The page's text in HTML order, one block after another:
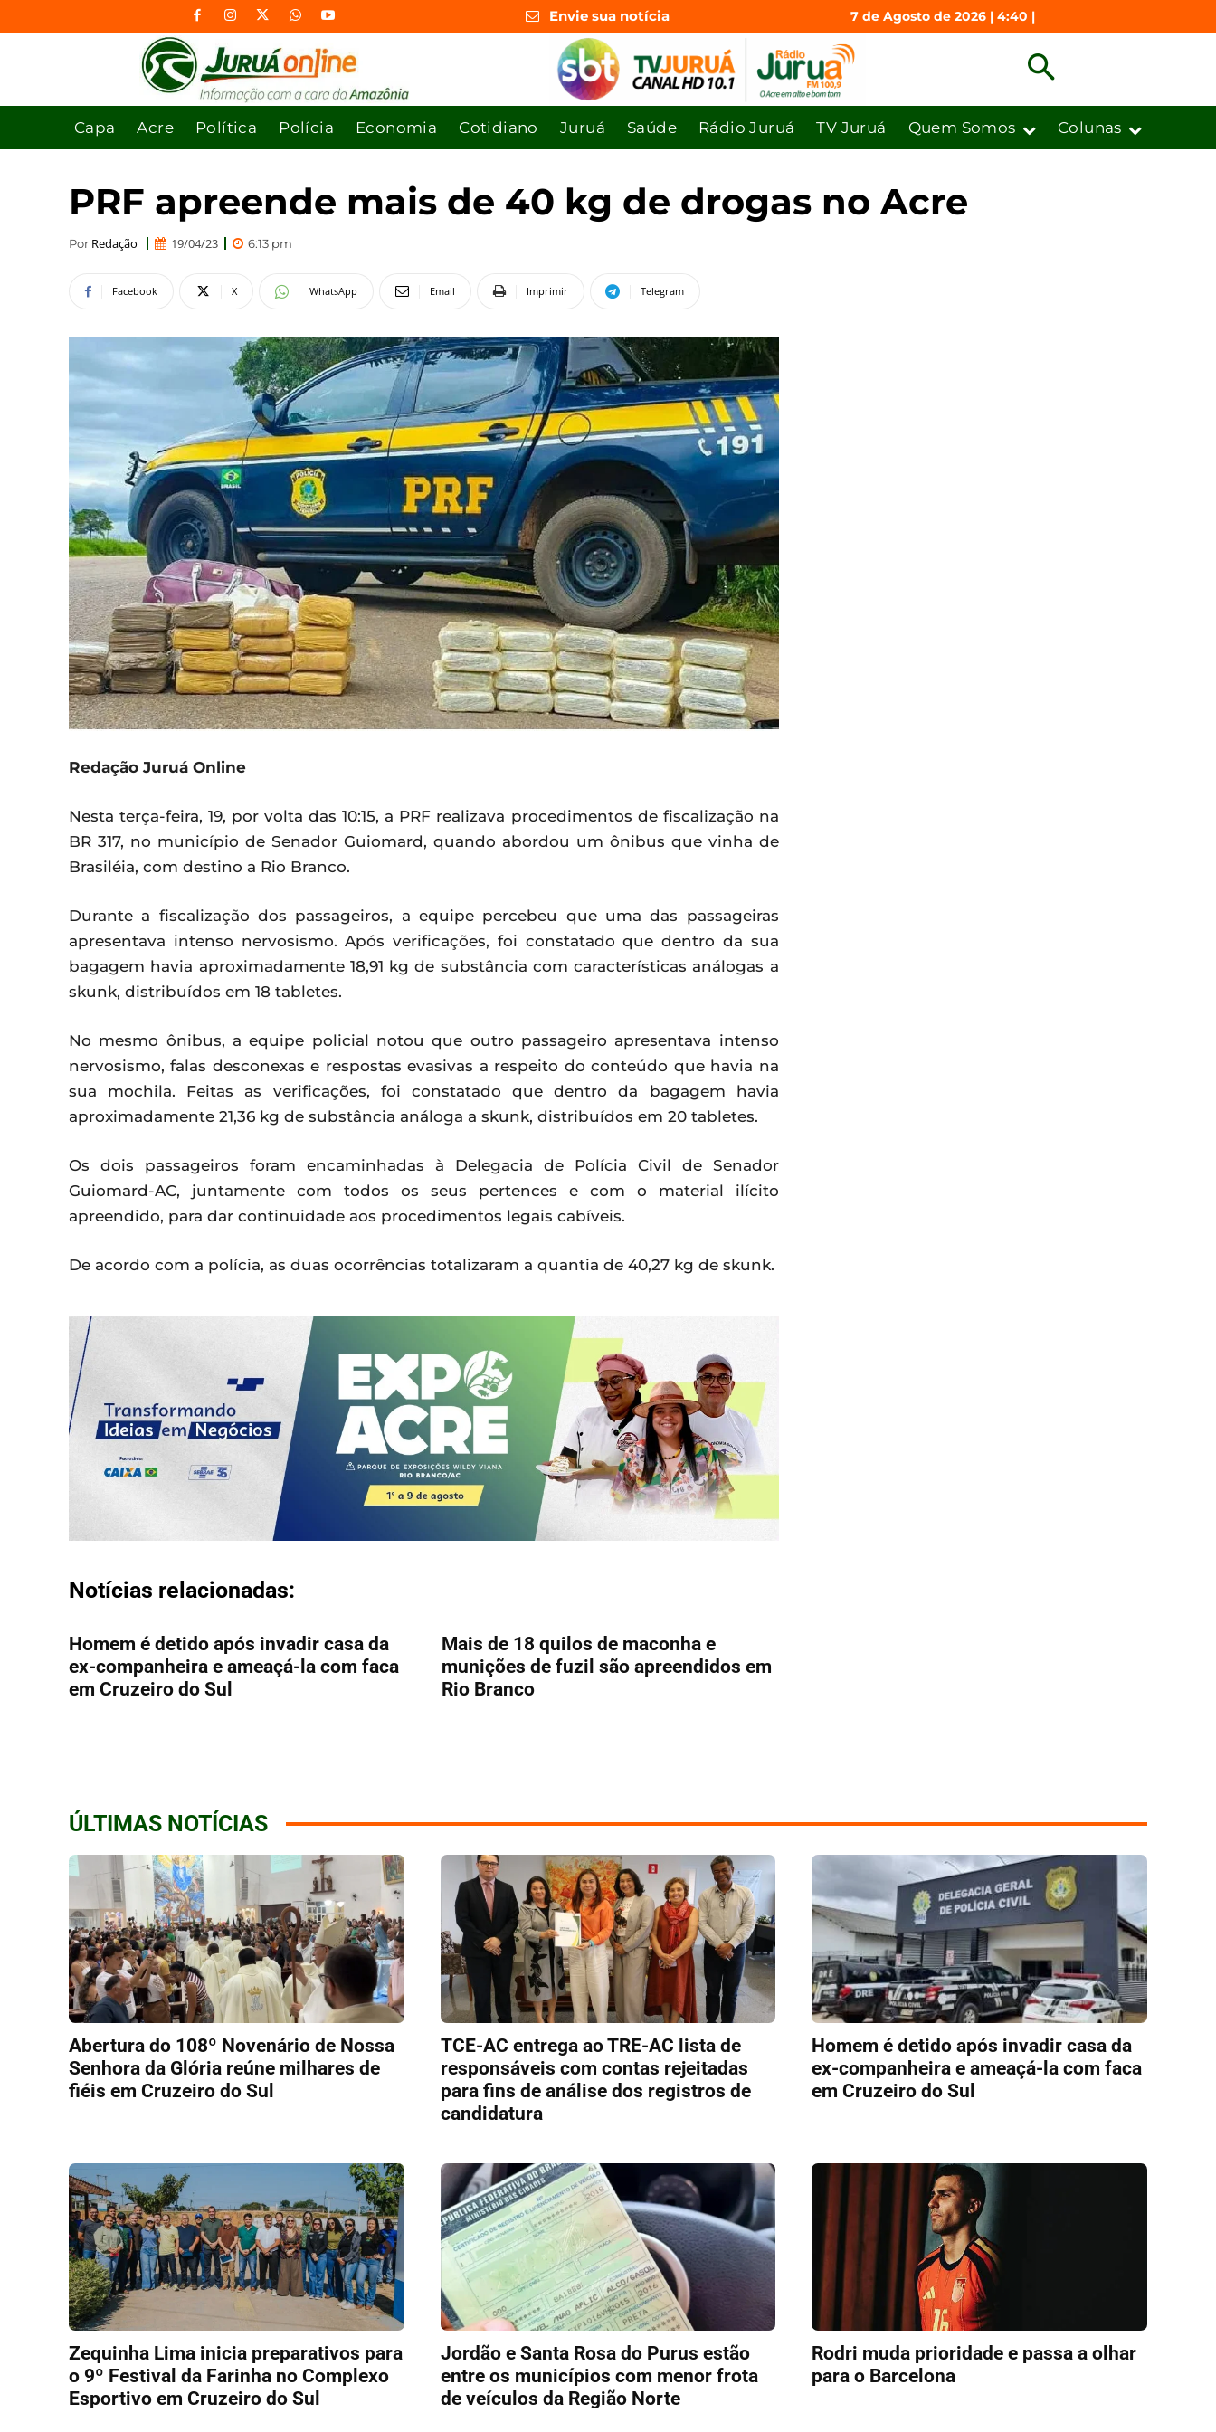
Envie sua notícia 7 de Agosto de 2026 | 4:40 |
Capa Acre Política Polícia Economia Cotidiano Juruá Saúde Rádio Juruá TV Juruá Quem Somos Colunas
PRF apreende mais de 40 kg de drogas no Acre
Por Redação 19/04/23 6:13 pm
Facebook X WhatsApp Email Imprimir Telegram
Redação Juruá Online
Nesta terça-feira, 19, por volta das 10:15, a PRF realizava procedimentos de fiscalização na
BR 317, no município de Senador Guiomard, quando abordou um ônibus que vinha de
Brasiléia, com destino a Rio Branco.
Durante a fiscalização dos passageiros, a equipe percebeu que uma das passageiras
apresentava intenso nervosismo. Após verificações, foi constatado que dentro da sua
bagagem havia aproximadamente 18,91 kg de substância com características análogas a
skunk, distribuídos em 18 tabletes.
No mesmo ônibus, a equipe policial notou que outro passageiro apresentava intenso
nervosismo, falas desconexas e respostas evasivas a respeito do conteúdo que havia na
sua mochila. Feitas as verificações, foi constatado que dentro da bagagem havia
aproximadamente 21,36 kg de substância análoga a skunk, distribuídos em 20 tabletes.
Os dois passageiros foram encaminhadas à Delegacia de Polícia Civil de Senador
Guiomard-AC, juntamente com todos os seus pertences e com o material ilícito
apreendido, para dar continuidade aos procedimentos legais cabíveis.
De acordo com a polícia, as duas ocorrências totalizaram a quantia de 40,27 kg de skunk.
Notícias relacionadas:
Homem é detido após invadir casa da
ex-companheira e ameaçá-la com faca
em Cruzeiro do Sul
Mais de 18 quilos de maconha e
munições de fuzil são apreendidos em
Rio Branco
ÚLTIMAS NOTÍCIAS
Abertura do 108º Novenário de Nossa
Senhora da Glória reúne milhares de
fiéis em Cruzeiro do Sul
TCE-AC entrega ao TRE-AC lista de
responsáveis com contas rejeitadas
para fins de análise dos registros de
candidatura
Homem é detido após invadir casa da
ex-companheira e ameaçá-la com faca
em Cruzeiro do Sul
Zequinha Lima inicia preparativos para
o 9º Festival da Farinha no Complexo
Esportivo em Cruzeiro do Sul
Jordão e Santa Rosa do Purus estão
entre os municípios com menor frota
de veículos da Região Norte
Rodri muda prioridade e passa a olhar
para o Barcelona